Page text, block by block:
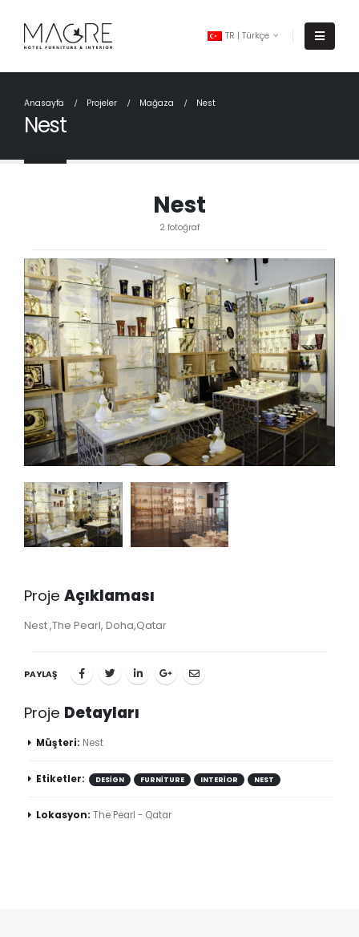
TR | Türkçe
Anasayfa Projeler Mağaza Nest
Nest
Nest
2 fotoğraf
Proje Açıklaması
Nest ,The Pearl, Doha,Qatar
PAYLAŞ
Proje Detayları
Müşteri: Nest
Etiketler: DESIGN FURNITURE INTERIOR NEST
Lokasyon: The Pearl - Qatar